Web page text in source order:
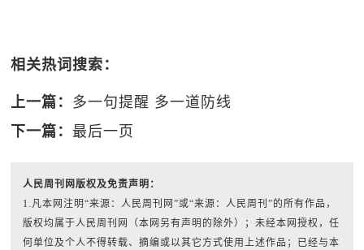
相关热词搜索：
上一篇： 多一句提醒 多一道防线
下一篇：最后一页
人民周刊网版权及免责声明：
1.凡本网注明“来源：人民周刊网”或“来源：人民周刊”的所有作品，
版权均属于人民周刊网（本网另有声明的除外）；未经本网授权，任
何单位及个人不得转载、摘编或以其它方式使用上述作品；已经与本